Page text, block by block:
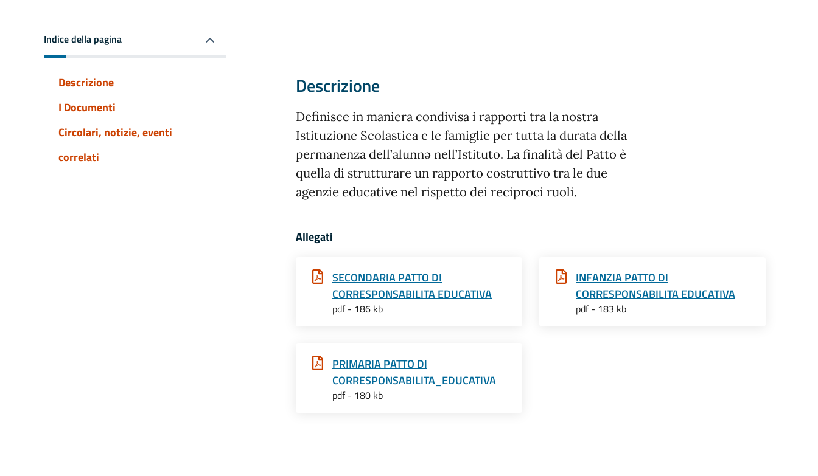
Indice della pagina
Descrizione
I Documenti
Circolari, notizie, eventi
correlati
Descrizione
Definisce in maniera condivisa i rapporti tra la nostra
Istituzione Scolastica e le famiglie per tutta la durata della
permanenza dell’alunnə nell’Istituto. La finalità del Patto è
quella di strutturare un rapporto costruttivo tra le due
agenzie educative nel rispetto dei reciproci ruoli.
Allegati
SECONDARIA PATTO DI
CORRESPONSABILITA EDUCATIVA
pdf - 186 kb
INFANZIA PATTO DI
CORRESPONSABILITA EDUCATIVA
pdf - 183 kb
PRIMARIA PATTO DI
CORRESPONSABILITA_EDUCATIVA
pdf - 180 kb